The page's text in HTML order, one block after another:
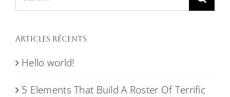
for:
Articles récents
Hello world!
5 Elements That Build A Roster Of Terrific